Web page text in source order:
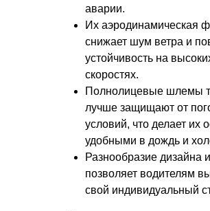
аварии.
Их аэродинамическая
снижает шум ветра и
устойчивость на
скоростях.
Полнолицевые шлемы
лучше защищают от
условий, что делает их
удобными в дождь и
Разнообразие дизайна
позволяет водителям
свой индивидуальный